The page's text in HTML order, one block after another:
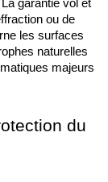
garantie vol et
ou de
les surfaces
naturelles
majeurs
du